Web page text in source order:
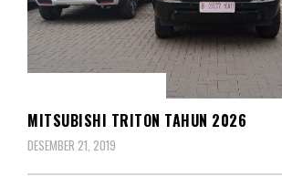
MITSUBISHI TRITON TAHUN 2026
DESEMBER 21, 2019